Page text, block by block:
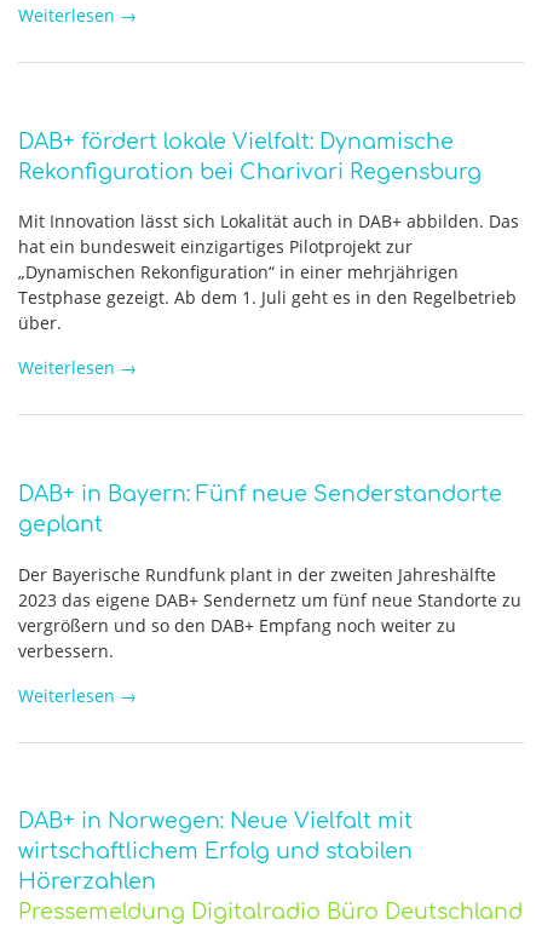
Weiterlesen →
DAB+ fördert lokale Vielfalt: Dynamische
Rekonfiguration bei Charivari Regensburg
Mit Innovation lässt sich Lokalität auch in DAB+ abbilden. Das
hat ein bundesweit einzigartiges Pilotprojekt zur
„Dynamischen Rekonfiguration“ in einer mehrjährigen
Testphase gezeigt. Ab dem 1. Juli geht es in den Regelbetrieb
über.
Weiterlesen →
DAB+ in Bayern: Fünf neue Senderstandorte
geplant
Der Bayerische Rundfunk plant in der zweiten Jahreshälfte
2023 das eigene DAB+ Sendernetz um fünf neue Standorte zu
vergrößern und so den DAB+ Empfang noch weiter zu
verbessern.
Weiterlesen →
DAB+ in Norwegen: Neue Vielfalt mit
wirtschaftlichem Erfolg und stabilen
Hörerzahlen
Pressemeldung Digitalradio Büro Deutschland